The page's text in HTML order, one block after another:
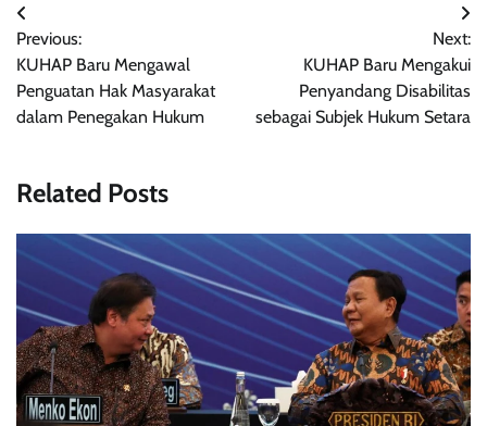
Navigasi
pos
Previous:
KUHAP Baru Mengawal
Penguatan Hak Masyarakat
dalam Penegakan Hukum
Next:
KUHAP Baru Mengakui
Penyandang Disabilitas
sebagai Subjek Hukum Setara
Related Posts